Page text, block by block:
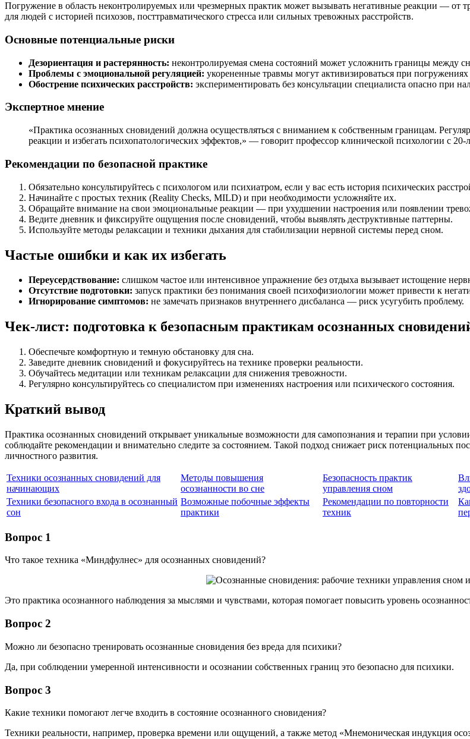
Погружение в область неконтролируемых или чрезмерных практик может вызывать негативные реакции — от
для людей с историей психозов, посттравматического стресса или сильных тревожных расстройств.
Основные потенциальные риски
Дезориентация и растерянность: неконтролируемая смена состояний может усложнить границы между
Проблемы с эмоциональной регуляцией: укорененные травмы могут активизироваться при погружениях
Обострение психических расстройств: экспериментировать без консультации специалиста опасно при
Экспертное мнение
«Практика осознанных сновидений должна осуществляться с вниманием к собственным границам.
реакции и избегать психопатологических эффектов,» — говорит профессор клинической психологии с 20-
Рекомендации по безопасной практике
Обязательно консультируйтесь с психологом или психиатром, если у вас есть история психических
Начинайте с простых техник (Reality Checks, MILD) и при необходимости усложняйте их.
Обращайте внимание на свои эмоциональные реакции — при ухудшении настроения или появлении
Ведите дневник и фиксируйте ощущения после сновидений, чтобы выявлять деструктивные паттерны.
Используйте методы релаксации и техники дыхания для стабилизации нервной системы перед сном.
Частые ошибки и как их избегать
Переусердствование: слишком частое или интенсивное упражнение без отдыха вызывает истощение
Отсутствие подготовки: запуск практики без понимания своей психофизиологии может привести к
Игнорирование симптомов: не замечать признаков внутреннего дисбаланса — риск усугубить проблему.
Чек-лист: подготовка к безопасным практикам осознанных
Обеспечьте комфортную и темную обстановку для сна.
Заведите дневник сновидений и фокусируйтесь на технике проверки реальности.
Обучайтесь медитации или техникам релаксации для снижения тревожности.
Регулярно консультируйтесь со специалистом при изменениях настроения или психического состояния.
Краткий вывод
Практика осознанных сновидений открывает уникальные возможности для самопознания и терапии при
соблюдайте рекомендации и внимательно следите за состоянием. Такой подход снижает риск потенциальных
личностного развития.
Техники осознанных сновидений для
начинающих
Методы повышения
осознанности во сне
Безопасность практик
управления сном
Техники безопасного входа в осознанный
сон
Возможные побочные эффекты
практики
Рекомендации по повторности
техник
Вопрос 1
Что такое техника «Миндфулнес» для осознанных сновидений?
Это практика осознанного наблюдения за мыслями и чувствами, которая помогает повысить уровень
Вопрос 2
Можно ли безопасно тренировать осознанные сновидения без вреда для психики?
Да, при соблюдении умеренной интенсивности и осознании собственных границ это безопасно для психики.
Вопрос 3
Какие техники помогают легче входить в состояние осознанного сновидения?
Техники реальности, например, проверка времени или ощущений, а также метод «Мнемоническая индукция